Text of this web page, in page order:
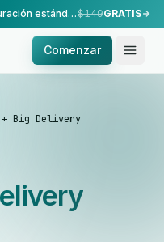
Configuración llave en mano — configuración estándar, realizada por nuestro equipo.$149GRATIS
Comenzar
+ Big Delivery